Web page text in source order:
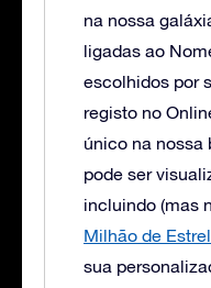
na nossa
ligadas ao
escolhidos por
registo no
único na nossa
pode ser
incluindo (mas
Milhão de
sua